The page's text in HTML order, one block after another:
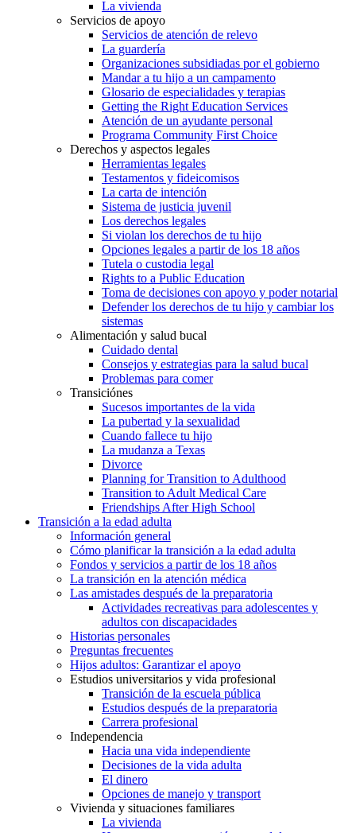
La vivienda
Servicios de apoyo
Servicios de atención de relevo
La guardería
Organizaciones subsidiadas por el gobierno
Mandar a tu hijo a un campamento
Glosario de especialidades y terapias
Getting the Right Education Services
Atención de un ayudante personal
Programa Community First Choice
Derechos y aspectos legales
Herramientas legales
Testamentos y fideicomisos
La carta de intención
Sistema de justicia juvenil
Los derechos legales
Si violan los derechos de tu hijo
Opciones legales a partir de los 18 años
Tutela o custodia legal
Rights to a Public Education
Toma de decisiones con apoyo y poder notarial
Defender los derechos de tu hijo y cambiar los
sistemas
Alimentación y salud bucal
Cuidado dental
Consejos y estrategias para la salud bucal
Problemas para comer
Transiciónes
Sucesos importantes de la vida
La pubertad y la sexualidad
Cuando fallece tu hijo
La mudanza a Texas
Divorce
Planning for Transition to Adulthood
Transition to Adult Medical Care
Friendships After High School
Transición a la edad adulta
Información general
Cómo planificar la transición a la edad adulta
Fondos y servicios a partir de los 18 años
La transición en la atención médica
Las amistades después de la preparatoria
Actividades recreativas para adolescentes y
adultos con discapacidades
Historias personales
Preguntas frecuentes
Hijos adultos: Garantizar el apoyo
Estudios universitarios y vida profesional
Transición de la escuela pública
Estudios después de la preparatoria
Carrera profesional
Independencia
Hacia una vida independiente
Decisiones de la vida adulta
El dinero
Opciones de manejo y transport
Vivienda y situaciones familiares
La vivienda